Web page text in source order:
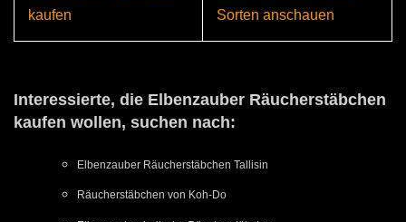
kaufen
Sorten anschauen
Interessierte, die Elbenzauber Räucherstäbchen
kaufen wollen, suchen nach:
Elbenzauber Räucherstäbchen Tallisin
Räucherstäbchen von Koh-Do